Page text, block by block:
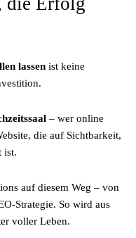
lassen ist keine
– wer online
die auf Sichtbarkeit,
ist.
auf diesem Weg – von
Strategie. So wird aus
voller Leben.